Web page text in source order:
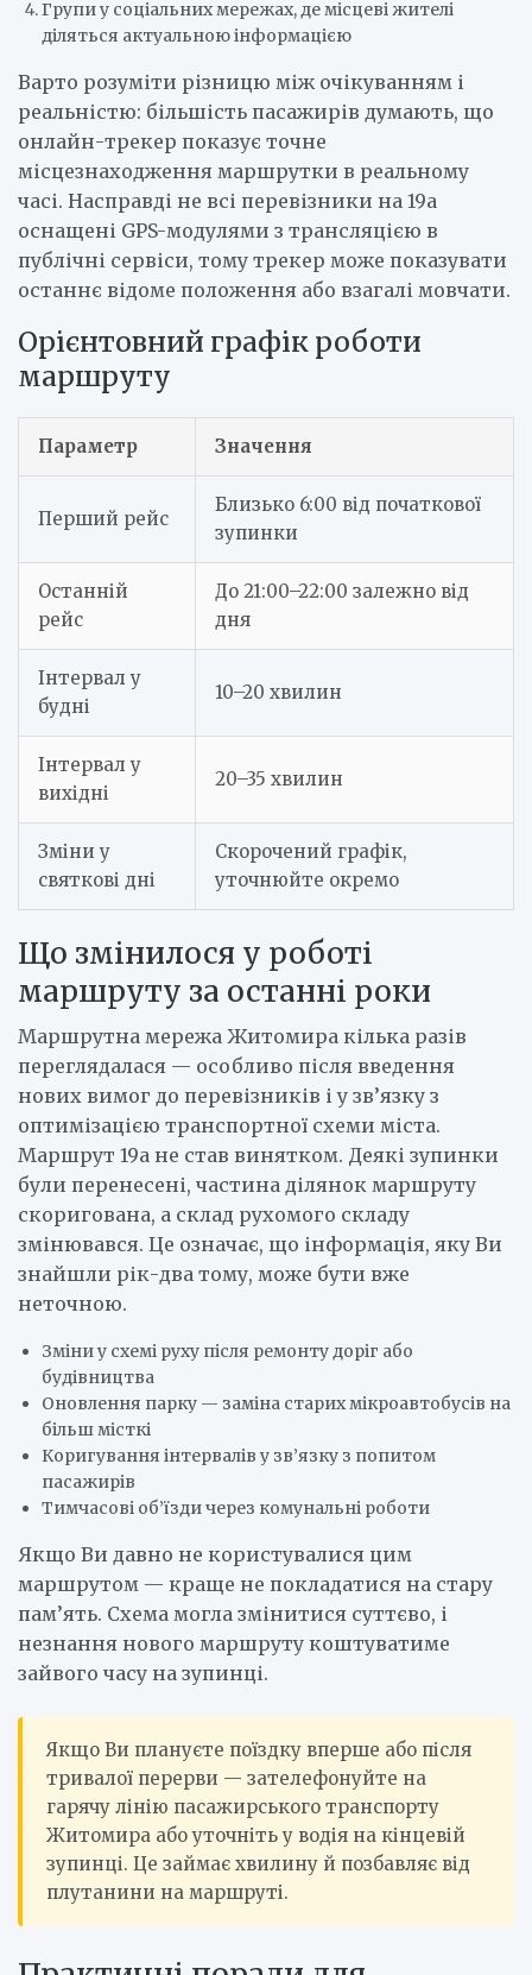
Групи у соціальних мережах, де місцеві жителі
діляться актуальною інформацією
Варто розуміти різницю між очікуванням і
реальністю: більшість пасажирів думають, що
онлайн-трекер показує точне
місцезнаходження маршрутки в реальному
часі. Насправді не всі перевізники на 19а
оснащені GPS-модулями з трансляцією в
публічні сервіси, тому трекер може показувати
останнє відоме положення або взагалі мовчати.
Орієнтовний графік роботи
маршруту
Параметр Значення
Перший рейс
Близько 6:00 від початкової
зупинки
Останній
рейс
До 21:00–22:00 залежно від
дня
Інтервал у
будні
10–20 хвилин
Інтервал у
вихідні
20–35 хвилин
Зміни у
святкові дні
Скорочений графік,
уточнюйте окремо
Що змінилося у роботі
маршруту за останні роки
Маршрутна мережа Житомира кілька разів
переглядалася — особливо після введення
нових вимог до перевізників і у зв’язку з
оптимізацією транспортної схеми міста.
Маршрут 19а не став винятком. Деякі зупинки
були перенесені, частина ділянок маршруту
скоригована, а склад рухомого складу
змінювався. Це означає, що інформація, яку Ви
знайшли рік-два тому, може бути вже
неточною.
Зміни у схемі руху після ремонту доріг або
будівництва
Оновлення парку — заміна старих мікроавтобусів на
більш місткі
Коригування інтервалів у зв’язку з попитом
пасажирів
Тимчасові об’їзди через комунальні роботи
Якщо Ви давно не користувалися цим
маршрутом — краще не покладатися на стару
пам’ять. Схема могла змінитися суттєво, і
незнання нового маршруту коштуватиме
зайвого часу на зупинці.
Якщо Ви плануєте поїздку вперше або після
тривалої перерви — зателефонуйте на
гарячу лінію пасажирського транспорту
Житомира або уточніть у водія на кінцевій
зупинці. Це займає хвилину й позбавляє від
плутанини на маршруті.